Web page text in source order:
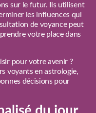
sur le futur. Ils utilisent
les influences qui
de voyance peut
votre place dans
pour votre avenir ?
voyants en astrologie,
décisions pour